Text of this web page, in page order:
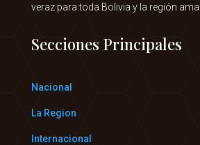
veraz para toda Bolivia y la región
Secciones Principales
Nacional
La Region
Internacional